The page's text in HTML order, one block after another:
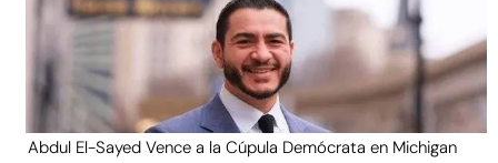
Abdul El-Sayed Vence a la Cúpula Demócrata en Michigan